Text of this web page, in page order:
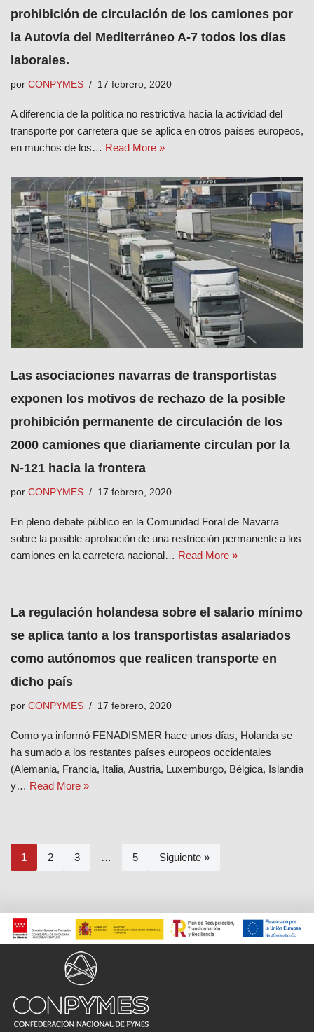
prohibición de circulación de los camiones por
la Autovía del Mediterráneo A-7 todos los días
laborales.
por CONPYMES 17 febrero, 2020
A diferencia de la política no restrictiva hacia la actividad del
transporte por carretera que se aplica en otros países europeos,
en muchos de los… Read More »
Las asociaciones navarras de transportistas
exponen los motivos de rechazo de la posible
prohibición permanente de circulación de los
2000 camiones que diariamente circulan por la
N-121 hacia la frontera
por CONPYMES 17 febrero, 2020
En pleno debate público en la Comunidad Foral de Navarra
sobre la posible aprobación de una restricción permanente a los
camiones en la carretera nacional… Read More »
La regulación holandesa sobre el salario mínimo
se aplica tanto a los transportistas asalariados
como autónomos que realicen transporte en
dicho país
por CONPYMES 17 febrero, 2020
Como ya informó FENADISMER hace unos días, Holanda se
ha sumado a los restantes países europeos occidentales
(Alemania, Francia, Italia, Austria, Luxemburgo, Bélgica, Islandia
y… Read More »
1 2 3 … 5 Siguiente »